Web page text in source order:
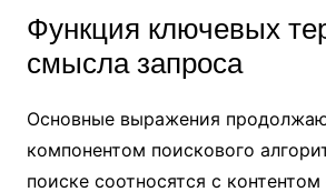
Функция ключевых
смысла запроса
Основные выражения
компонентом поискового
поиске соотносятся с